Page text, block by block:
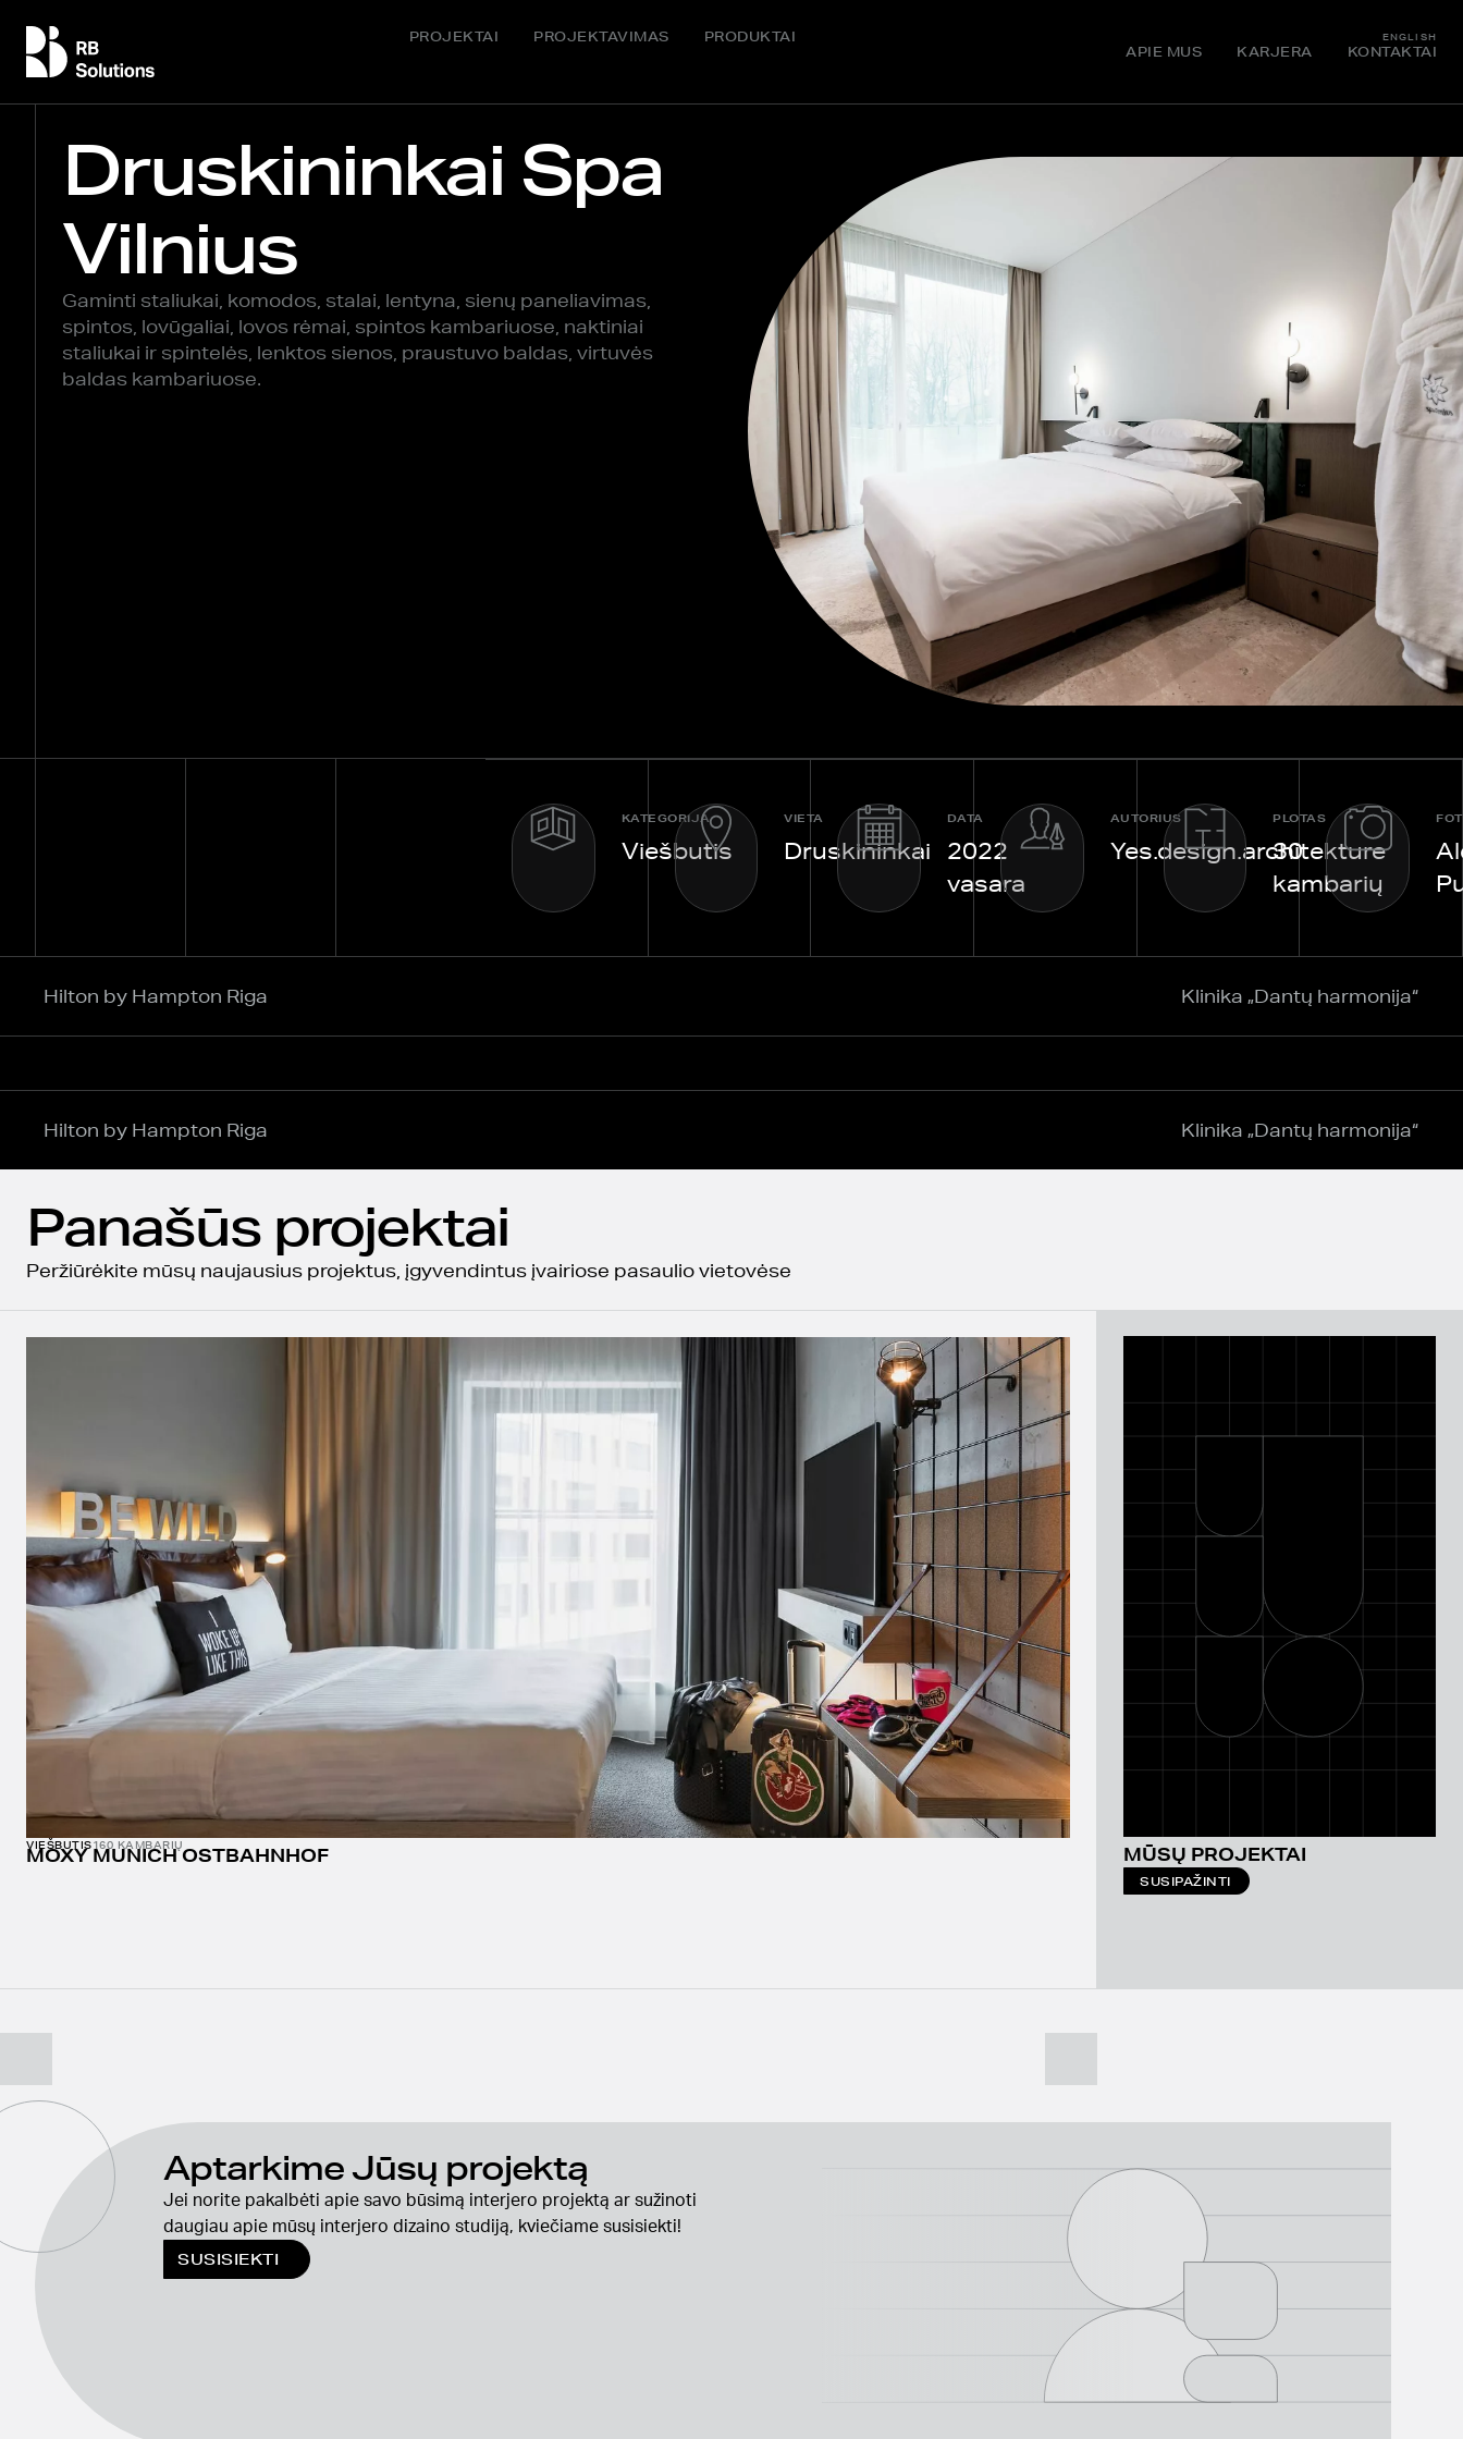
PROJEKTAI PROJEKTAVIMAS PRODUKTAI ENGLISH
APIE MUS KARJERA KONTAKTAI
Druskininkai Spa
Vilnius
Gaminti staliukai, komodos, stalai, lentyna, sienų paneliavimas,
spintos, lovūgaliai, lovos rėmai, spintos kambariuose, naktiniai
staliukai ir spintelės, lenktos sienos, praustuvo baldas, virtuvės
baldas kambariuose.
KATEGORIJA
Viešbutis
VIETA
Druskininkai
DATA
2022
vasara
AUTORIUS
Yes.design.architekture
PLOTAS
30
kambarių
Hilton by Hampton Riga Klinika „Dantų harmonija“
Hilton by Hampton Riga Klinika „Dantų harmonija“
Panašūs projektai
Peržiūrėkite mūsų naujausius projektus, įgyvendintus įvairiose pasaulio vietovėse
VIEŠBUTIS160 KAMBARIŲ
MOXY MUNICH OSTBAHNHOF VIEŠBUTIS 160 KAMBARIŲ
MOXY HAMBURG CITY
MŪSŲ PROJEKTAI
SUSIPAŽINTI
Aptarkime Jūsų projektą
Jei norite pakalbėti apie savo būsimą interjero projektą ar sužinoti
daugiau apie mūsų interjero dizaino studiją, kviečiame susisiekti!
SUSISIEKTI